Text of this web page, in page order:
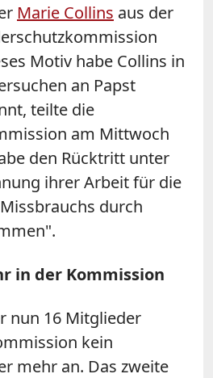
Marie Collins aus der
Motiv habe Collins in
an Papst
teilte die
am Mittwoch
den Rücktritt unter
ihrer Arbeit für die
durch
in der Kommission
nun 16 Mitglieder
kein
mehr an. Das zweite